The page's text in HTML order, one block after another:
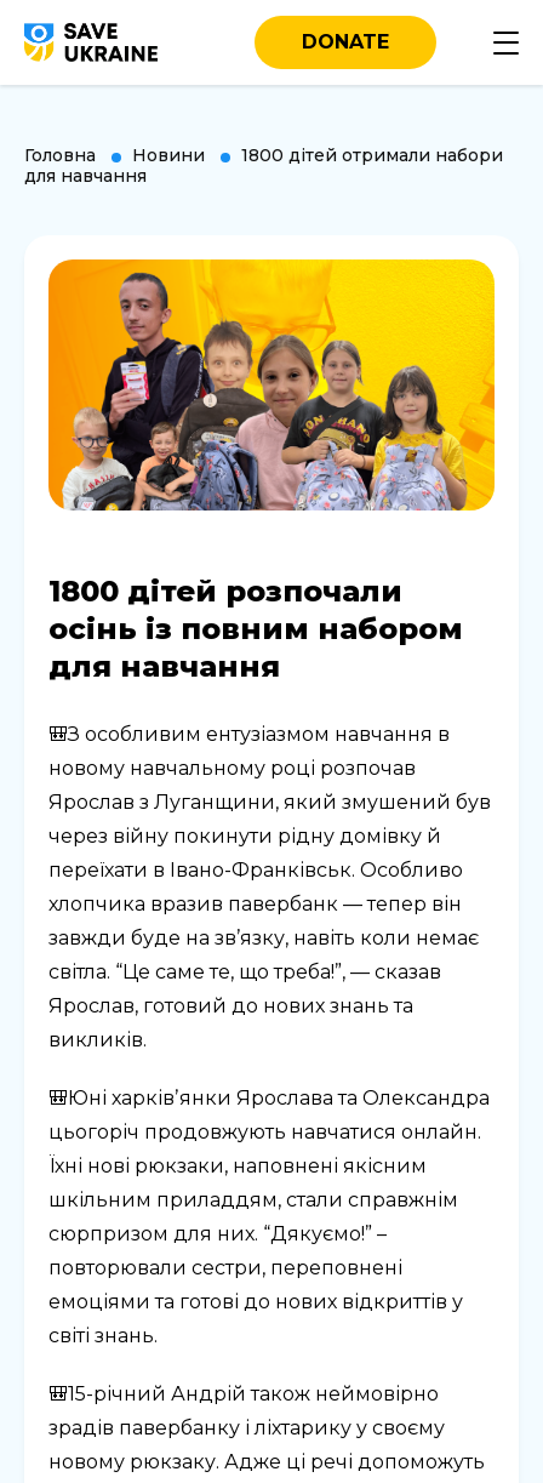
DONATE
Головна Новини
1800 дітей отримали набори
для навчання
1800 дітей розпочали
осінь із повним набором
для навчання
🎒З особливим ентузіазмом навчання в
новому навчальному році розпочав
Ярослав з Луганщини, який змушений був
через війну покинути рідну домівку й
переїхати в Івано-Франківськ. Особливо
хлопчика вразив павербанк — тепер він
завжди буде на зв’язку, навіть коли немає
світла. “Це саме те, що треба!”, — сказав
Ярослав, готовий до нових знань та
викликів.
🎒Юні харківʼянки Ярослава та Олександра
цьогоріч продовжують навчатися онлайн.
Їхні нові рюкзаки, наповнені якісним
шкільним приладдям, стали справжнім
сюрпризом для них. “Дякуємо!” –
повторювали сестри, переповнені
емоціями та готові до нових відкриттів у
світі знань.
🎒15-річний Андрій також неймовірно
зрадів павербанку і ліхтарику у своєму
новому рюкзаку. Адже ці речі допоможуть